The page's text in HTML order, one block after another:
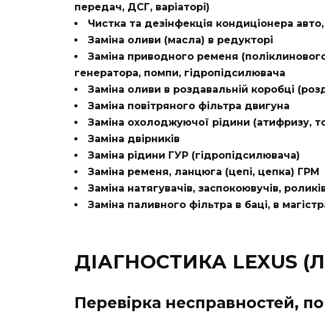
передач, ДСГ, варіаторі)
Чистка та дезінфекція кондиціонера
Заміна оливи (масла) в редукторі
Заміна приводного ременя
генератора, помпи, гідропідсилювача
Заміна оливи в роздавальній коробці
Заміна повітряного фільтра двигуна
Заміна охолоджуючої рідини (атифризу,
Заміна двірників
Заміна рідини ГУР (гідропідсилювача)
Заміна ременя, ланцюга (цепі, цепка) ГРМ
Заміна натягувачів, заспокоювучів,
Заміна паливного фільтра в баці, в
ДІАГНОСТИКА LEXUS
Перевірка несправностей,